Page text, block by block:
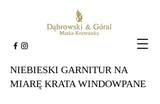
NIEBIESKI GARNITUR NA
MIARĘ KRATA WINDOWPANE